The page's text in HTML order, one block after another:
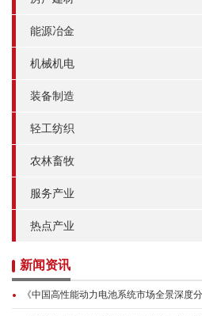
能源冶金
机械机电
装备制造
轻工纺织
农林畜牧
服务产业
热点产业
新闻资讯
《中国高性能动力电池系统市场全景深度